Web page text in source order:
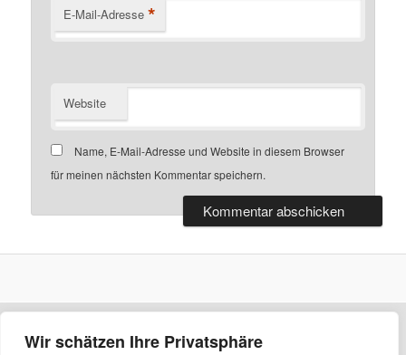
Wir schätzen Ihre Privatsphäre
E-Mail-Adresse *
Website
Name, E-Mail-Adresse und Website in diesem Browser
für meinen nächsten Kommentar speichern.